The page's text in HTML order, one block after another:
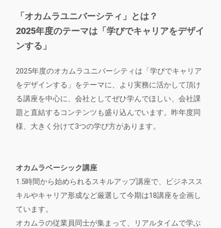
「オカムラユニバーシティ」とは？
2025年度のテーマは「学びでキャリアをデザイ
ンする」
2025年度のオカムラユニバーシティは「学びでキャリア
をデザインする」をテーマに、より実務に活かして頂け
る講座を中心に、会社としてぜひ学んでほしい、会社課
題と直結するコンテンツも盛り込んでいます。昨年度同
様、大きく分けて3つの学び方があります。
オカムラベーシック講座
1.5時間から始められるスキルアップ講座で、ビジネスス
キルやキャリア形成など厳選して今期は18講座を企画し
ています。
オカムラの従業員同士が集まって、リアルタイムで学ぶ